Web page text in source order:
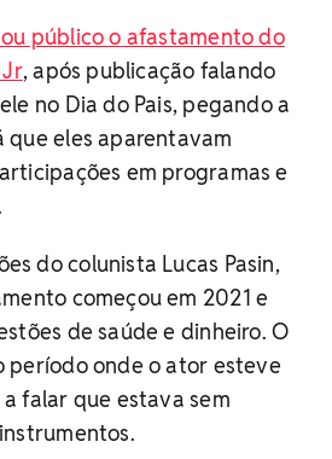
público o afastamento do
, após publicação falando
no Dia do Pais, pegando a
que eles aparentavam
em programas e
do colunista Lucas Pasin,
começou em 2021 e
de saúde e dinheiro. O
período onde o ator esteve
falar que estava sem